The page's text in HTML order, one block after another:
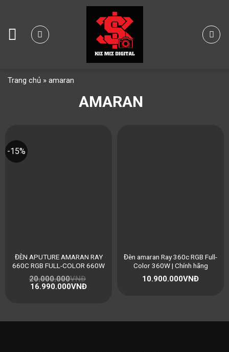
content
Trang chủ » amaran
AMARAN
-15%
ĐÈN APUTURE AMARAN RAY
660C RGB FULL-COLOR 660W
20.000.000VNĐ
16.990.000VNĐ
Đèn amaran Ray 360c RGB Full-
Color 360W | Chính hãng
10.900.000VNĐ